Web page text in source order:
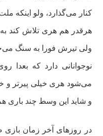
کنار می‌گذارد، ولو اینکه
هرقدر هم هری تلاش کند به
ولی تیرش فورا به سنگ
نوجوانانی دارد که بعدا
می‌شود هری خیلی پیرتر و
و شاید این وسط چند باری
در روزهای آخر زمان